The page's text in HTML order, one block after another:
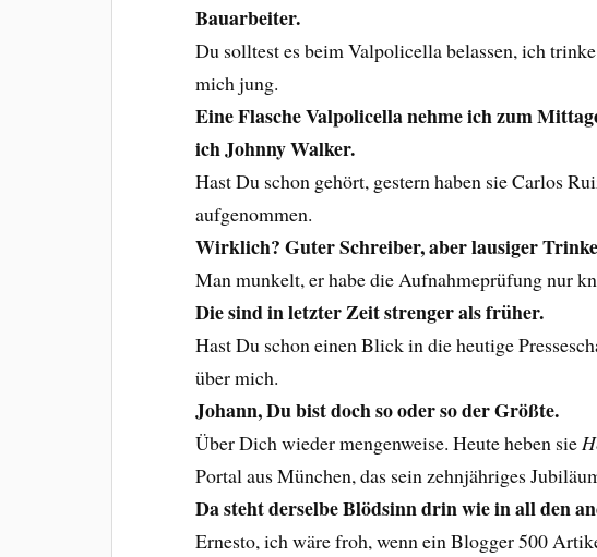
Bauarbeiter.
Du solltest es beim Valpolicella belassen, ich
mich jung.
Eine Flasche Valpolicella nehme ich zum
ich Johnny Walker.
Hast Du schon gehört, gestern haben sie Carlos
aufgenommen.
Wirklich? Guter Schreiber, aber lausiger
Man munkelt, er habe die Aufnahmeprüfung nur
Die sind in letzter Zeit strenger als früher.
Hast Du schon einen Blick in die heutige
über mich.
Johann, Du bist doch so oder so der Größte.
Über Dich wieder mengenweise. Heute heben sie
Portal aus München, das sein zehnjähriges
Da steht derselbe Blödsinn drin wie in all den
Ernesto, ich wäre froh, wenn ein Blogger 500